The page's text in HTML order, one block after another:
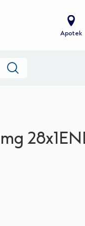
Apotek